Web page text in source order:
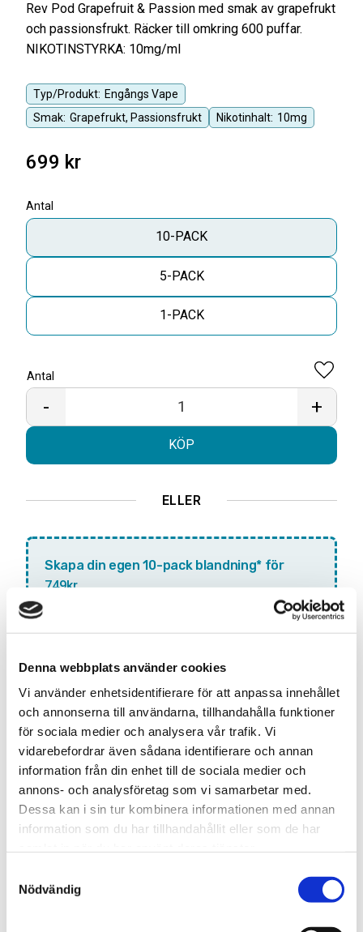
Denna webbplats använder cookies
Vi använder enhetsidentifierare för att anpassa innehållet
och annonserna till användarna, tillhandahålla funktioner
för sociala medier och analysera vår trafik. Vi
vidarebefordrar även sådana identifierare och annan
information från din enhet till de sociala medier och
annons- och analysföretag som vi samarbetar med.
Dessa kan i sin tur kombinera informationen med annan
information som du har tillhandahållit eller som de har
Nödvändig
Typ/Produkt: Engångs Vape
Smak: Grapefrukt, Passionsfrukt Nikotinhalt: 10mg
Rev Pod Grapefruit & Passion med smak av grapefrukt
och passionsfrukt. Räcker till omkring 600 puffar.
NIKOTINSTYRKA: 10mg/ml
699 kr
Antal
10-PACK
5-PACK
1-PACK
Antal
+
-
KÖP
Lägg
ELLER
Skapa din egen 10-pack blandning* för
749kr
Lägg till denna smak i din anpassade blandning. Välj 10
olika smaker och få dem för ett specialpris!
Antal:
LÄGG TILL VAPE I
BLANDNINGEN
Artikelnr
TSWSKU-27265-27374